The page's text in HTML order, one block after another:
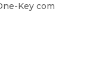
Key com